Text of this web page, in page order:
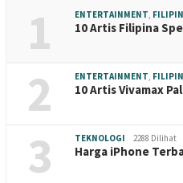
1 ENTERTAINMENT
10 Artis Filipina
2 ENTERTAINMENT
10 Artis Vivamax
3 TEKNOLOGI 2288 Dilihat
Harga iPhone